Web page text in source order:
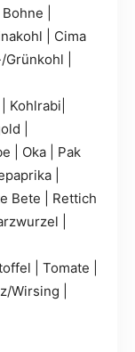
|
| Cima
|
Kohlrabi|
|
| Oka | Pak
|
Bete | Rettich
|
| Tomate |
Wirsing |